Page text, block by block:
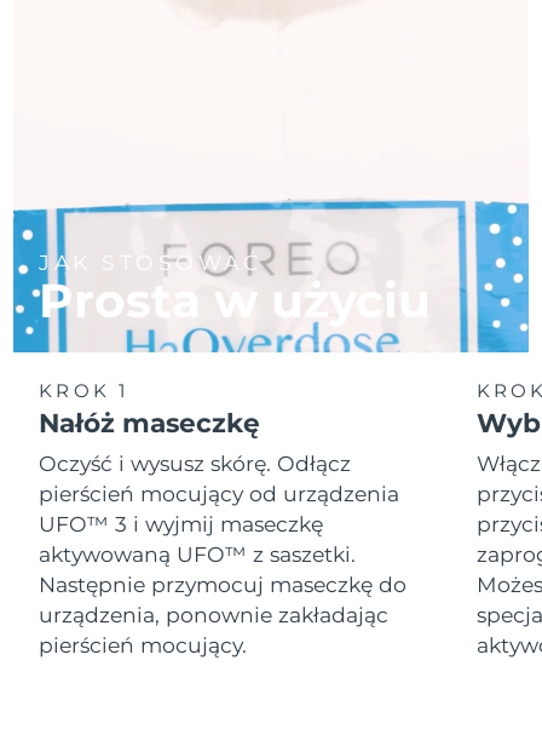
JAK STOSOWAĆ
Prosta w użyciu
KROK 1
Nałóż maseczkę
Oczyść i wysusz skórę. Odłącz
pierścień mocujący od urządzenia
UFO™ 3 i wyjmij maseczkę
aktywowaną UFO™ z saszetki.
Następnie przymocuj maseczkę do
urządzenia, ponownie zakładając
pierścień mocujący.